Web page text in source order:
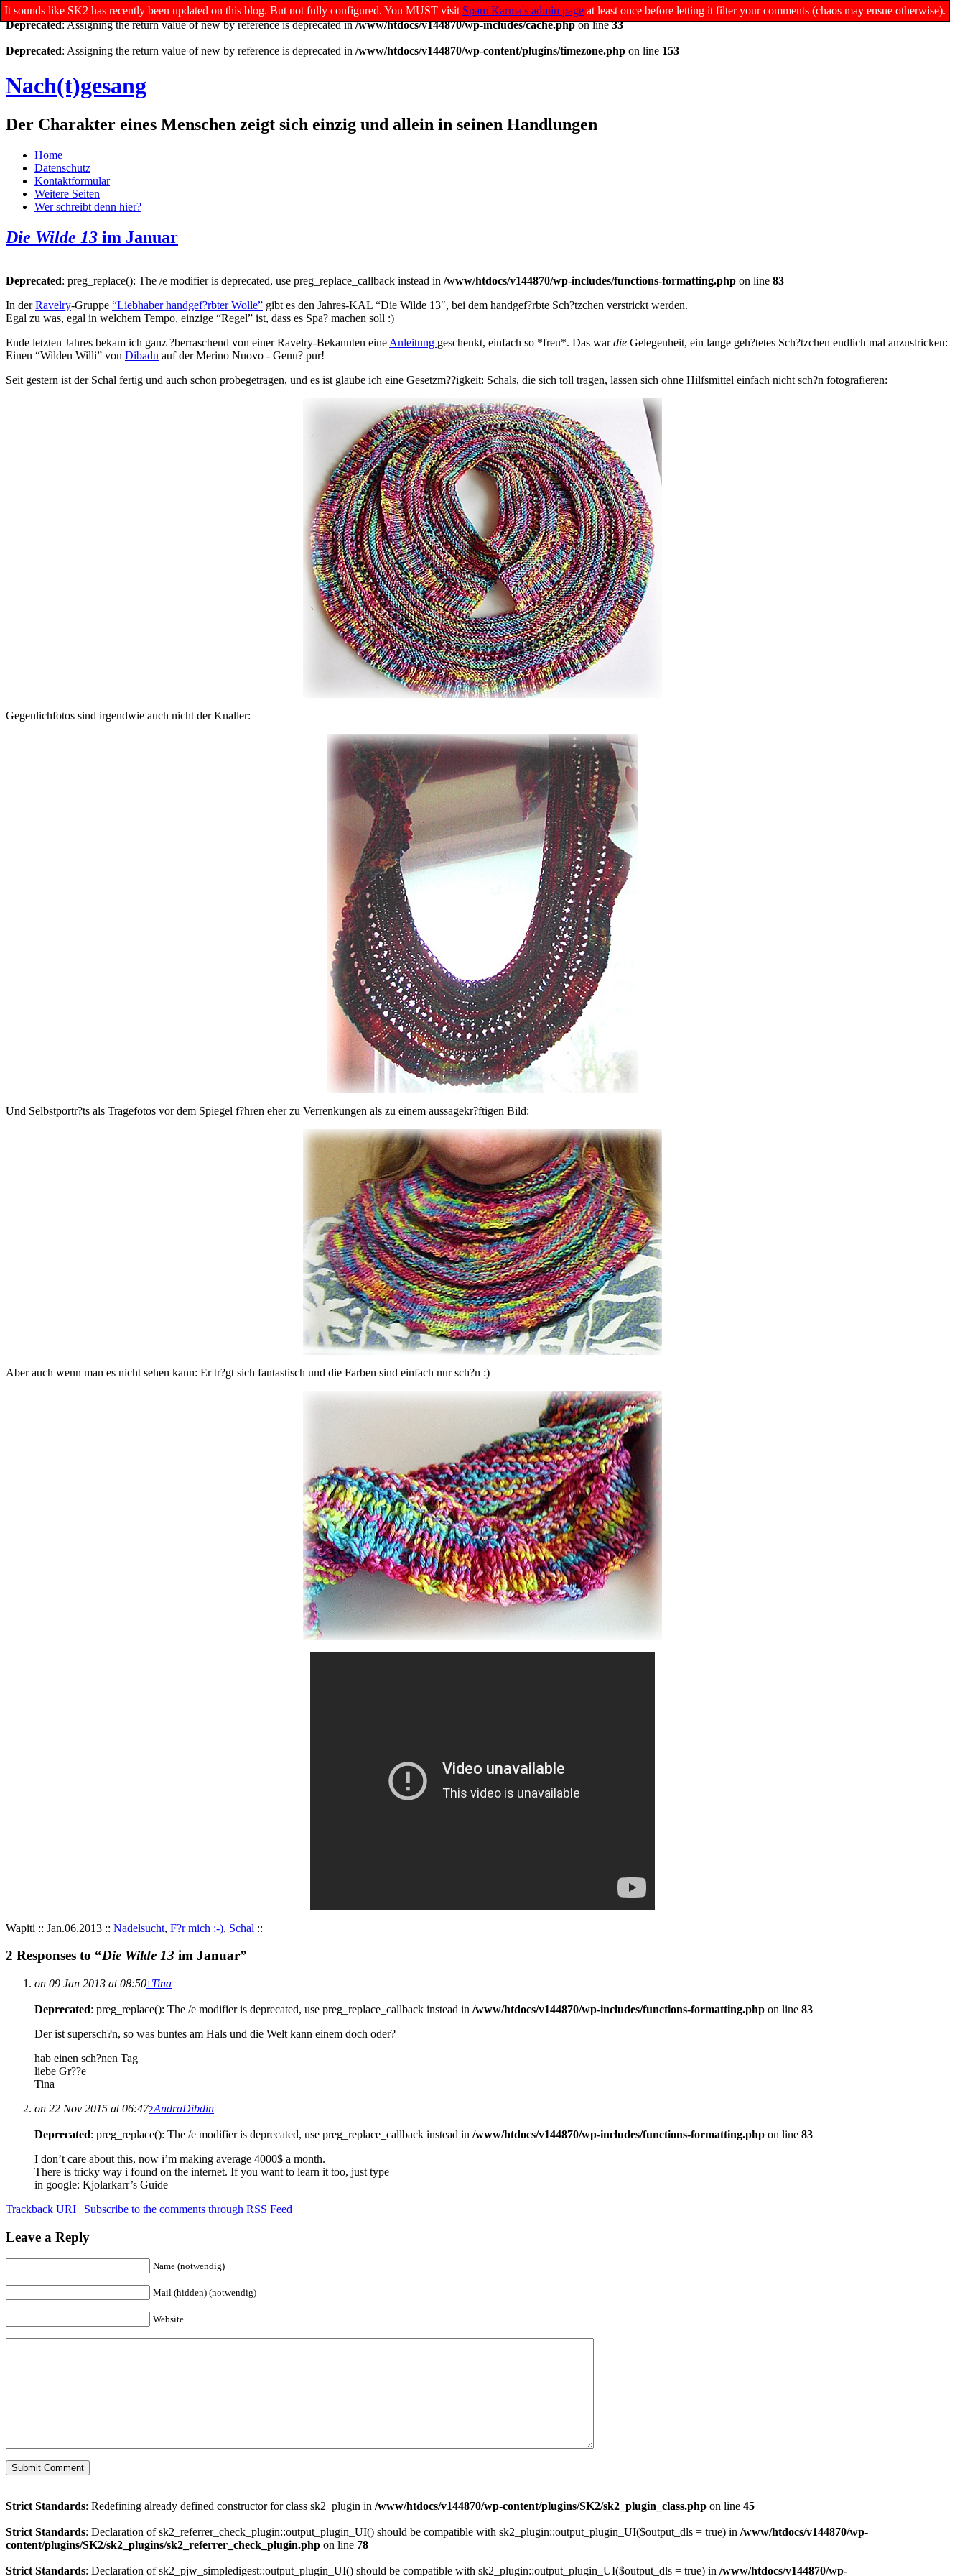
Deprecated: Assigning the return value of new by reference is deprecated in/www/htdocs/v144870/wp-includes/cache.phpon line33
Deprecated: Assigning the return value of new by reference is deprecated in /www/htdocs/v144870/wp-content/plugins/timezone.php on line 153
Nach(t)gesang
Der Charakter eines Menschen zeigt sich einzig und allein in seinen Handlungen
Home
Datenschutz
Kontaktformular
Weitere Seiten
Wer schreibt denn hier?
Die Wilde 13 im Januar
Deprecated: preg_replace(): The /e modifier is deprecated, use preg_replace_callback instead in /www/htdocs/v144870/wp-includes/functions-formatting.php on line 83
In derRavelry-Gruppe “Liebhaber handgef?rbter Wolle” gibt es den Jahres-KAL “Die Wilde 13″, bei dem handgef?rbte Sch?tzchen verstrickt werden.
Egal zu was, egal in welchem Tempo, einzige “Regel” ist, dass es Spa? machen soll :)
Ende letzten Jahres bekam ich ganz ?berraschend von einer Ravelry-Bekannten eine Anleitung geschenkt, einfach so *freu*. Das wardie Gelegenheit, ein lange geh?tetes Sch?tzchen endlich mal anzustricken:
Einen “Wilden Willi” von Dibadu auf der Merino Nuovo - Genu? pur!
Seit gestern ist der Schal fertig und auch schon probegetragen, und es ist glaube ich eine Gesetzm??igkeit: Schals, die sich toll tragen, lassen sich ohne Hilfsmittel einfach nicht sch?n fotografieren:
Gegenlichfotos sind irgendwie auch nicht der Knaller:
Und Selbstportr?ts als Tragefotos vor dem Spiegel f?hren eher zu Verrenkungen als zu einem aussagekr?ftigen Bild:
Aber auch wenn man es nicht sehen kann: Er tr?gt sich fantastisch und die Farben sind einfach nur sch?n :)
Wapiti :: Jan.06.2013 :: Nadelsucht, F?r mich :-), Schal ::
2 Responses to “Die Wilde 13 im Januar”
on 09 Jan 2013 at 08:501Tina
Deprecated: preg_replace(): The /e modifier is deprecated, use preg_replace_callback instead in /www/htdocs/v144870/wp-includes/functions-formatting.php on line 83
Der ist supersch?n, so was buntes am Hals und die Welt kann einem doch oder?
hab einen sch?nen Tag
liebe Gr??e
Tina
on 22 Nov 2015 at 06:472AndraDibdin
Deprecated: preg_replace(): The /e modifier is deprecated, use preg_replace_callback instead in /www/htdocs/v144870/wp-includes/functions-formatting.php on line 83
I don’t care about this, now i’m making average 4000$ a month.
There is tricky way i found on the internet. If you want to learn it too, just type
in google: Kjolarkarr’s Guide
Trackback URI | Subscribe to the comments through RSS Feed
Leave a Reply
Name (notwendig)
Mail (hidden) (notwendig)
Website
Strict Standards: Redefining already defined constructor for class sk2_plugin in /www/htdocs/v144870/wp-content/plugins/SK2/sk2_plugin_class.php on line 45
It sounds like SK2 has recently been updated on this blog. But not fully configured. You MUST visit Spam Karma's admin page at least once before letting it filter your comments (chaos may ensue otherwise).
Strict Standards: Declaration of sk2_referrer_check_plugin::output_plugin_UI() should be compatible with sk2_plugin::output_plugin_UI($output_dls = true) in /www/htdocs/v144870/wp-
content/plugins/SK2/sk2_plugins/sk2_referrer_check_plugin.php on line 78
Strict Standards: Declaration of sk2_pjw_simpledigest::output_plugin_UI() should be compatible with sk2_plugin::output_plugin_UI($output_dls = true) in /www/htdocs/v144870/wp-